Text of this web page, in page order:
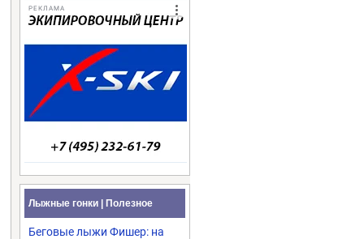
РЕКЛАМА
Лыжные гонки | Полезное
Беговые лыжи Фишер: на